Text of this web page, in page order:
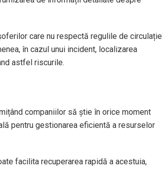
care nu respectă regulile de circulație
în cazul unui incident, localizarea
astfel riscurile.
companiilor să știe în orice moment
pentru gestionarea eficientă a resurselor
facilita recuperarea rapidă a acestuia,